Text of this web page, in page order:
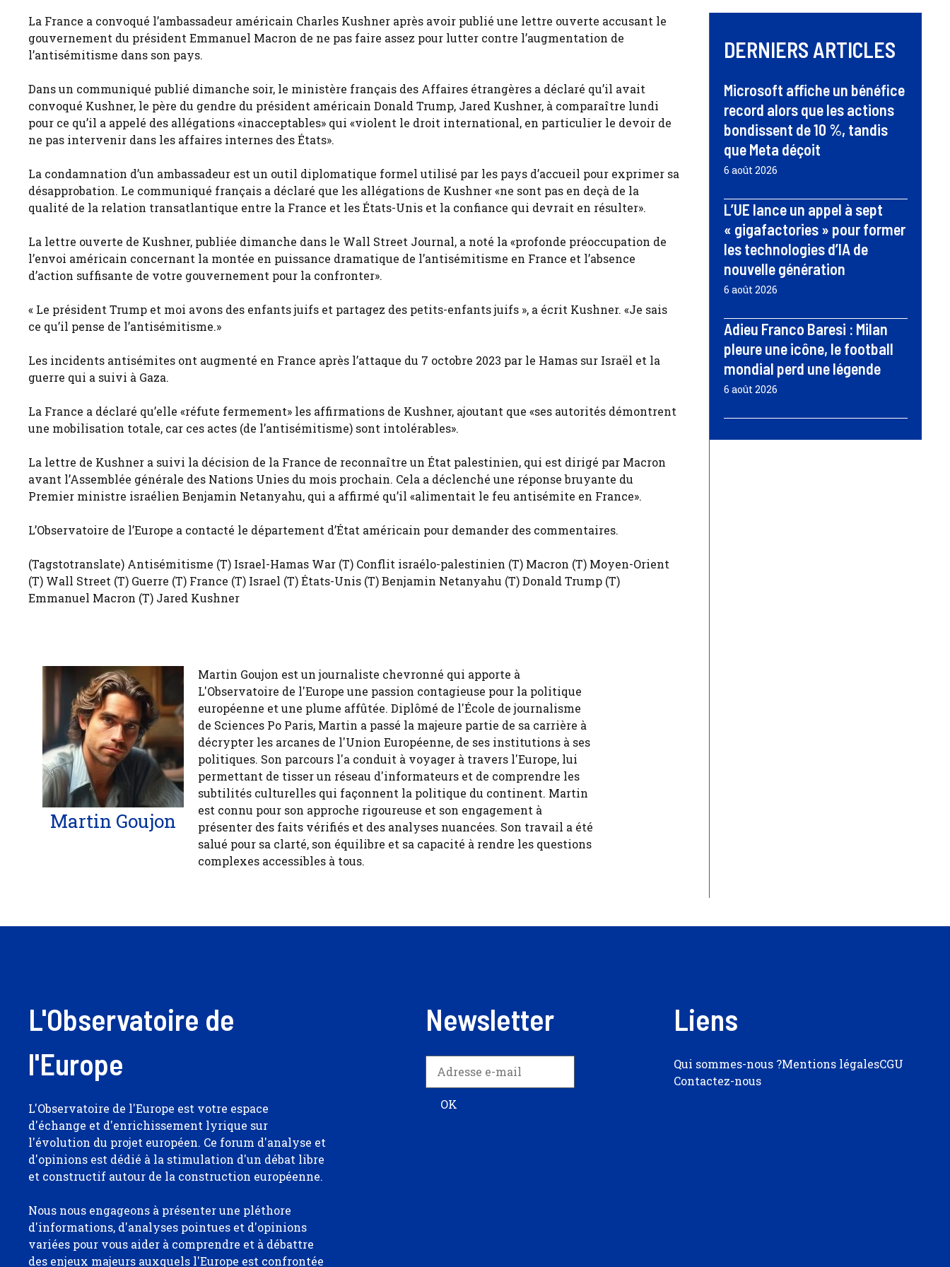
La France a convoqué l’ambassadeur américain Charles Kushner après avoir publié une lettre ouverte accusant le
gouvernement du président Emmanuel Macron de ne pas faire assez pour lutter contre l’augmentation de
l’antisémitisme dans son pays.
Dans un communiqué publié dimanche soir, le ministère français des Affaires étrangères a déclaré qu’il avait
convoqué Kushner, le père du gendre du président américain Donald Trump, Jared Kushner, à comparaître lundi
pour ce qu’il a appelé des allégations «inacceptables» qui «violent le droit international, en particulier le devoir de
ne pas intervenir dans les affaires internes des États».
La condamnation d’un ambassadeur est un outil diplomatique formel utilisé par les pays d’accueil pour exprimer sa
désapprobation. Le communiqué français a déclaré que les allégations de Kushner «ne sont pas en deçà de la
qualité de la relation transatlantique entre la France et les États-Unis et la confiance qui devrait en résulter».
La lettre ouverte de Kushner, publiée dimanche dans le Wall Street Journal, a noté la «profonde préoccupation de
l’envoi américain concernant la montée en puissance dramatique de l’antisémitisme en France et l’absence
d’action suffisante de votre gouvernement pour la confronter».
« Le président Trump et moi avons des enfants juifs et partagez des petits-enfants juifs », a écrit Kushner. «Je sais
ce qu’il pense de l’antisémitisme.»
Les incidents antisémites ont augmenté en France après l’attaque du 7 octobre 2023 par le Hamas sur Israël et la
guerre qui a suivi à Gaza.
La France a déclaré qu’elle «réfute fermement» les affirmations de Kushner, ajoutant que «ses autorités démontrent
une mobilisation totale, car ces actes (de l’antisémitisme) sont intolérables».
La lettre de Kushner a suivi la décision de la France de reconnaître un État palestinien, qui est dirigé par Macron
avant l’Assemblée générale des Nations Unies du mois prochain. Cela a déclenché une réponse bruyante du
Premier ministre israélien Benjamin Netanyahu, qui a affirmé qu’il «alimentait le feu antisémite en France».
L’Observatoire de l’Europe a contacté le département d’État américain pour demander des commentaires.
(Tagstotranslate) Antisémitisme (T) Israel-Hamas War (T) Conflit israélo-palestinien (T) Macron (T) Moyen-Orient
(T) Wall Street (T) Guerre (T) France (T) Israel (T) États-Unis (T) Benjamin Netanyahu (T) Donald Trump (T)
Emmanuel Macron (T) Jared Kushner
Martin Goujon
Martin Goujon est un journaliste chevronné qui apporte à
L'Observatoire de l'Europe une passion contagieuse pour la politique
européenne et une plume affûtée. Diplômé de l'École de journalisme
de Sciences Po Paris, Martin a passé la majeure partie de sa carrière à
décrypter les arcanes de l'Union Européenne, de ses institutions à ses
politiques. Son parcours l'a conduit à voyager à travers l'Europe, lui
permettant de tisser un réseau d'informateurs et de comprendre les
subtilités culturelles qui façonnent la politique du continent. Martin
est connu pour son approche rigoureuse et son engagement à
présenter des faits vérifiés et des analyses nuancées. Son travail a été
salué pour sa clarté, son équilibre et sa capacité à rendre les questions
complexes accessibles à tous.
DERNIERS ARTICLES
Microsoft affiche un bénéfice
record alors que les actions
bondissent de 10 %, tandis
que Meta déçoit
6 août 2026
L’UE lance un appel à sept
« gigafactories » pour former
les technologies d’IA de
nouvelle génération
6 août 2026
Adieu Franco Baresi : Milan
pleure une icône, le football
mondial perd une légende
6 août 2026
L'Observatoire de
l'Europe
L'Observatoire de l'Europe est votre espace
d'échange et d'enrichissement lyrique sur
l'évolution du projet européen. Ce forum d'analyse et
d'opinions est dédié à la stimulation d'un débat libre
et constructif autour de la construction européenne.
Nous nous engageons à présenter une pléthore
d'informations, d'analyses pointues et d'opinions
variées pour vous aider à comprendre et à débattre
des enjeux majeurs auxquels l'Europe est confrontée
Newsletter Liens
Qui sommes-nous ?Mentions légalesCGU
Contactez-nous